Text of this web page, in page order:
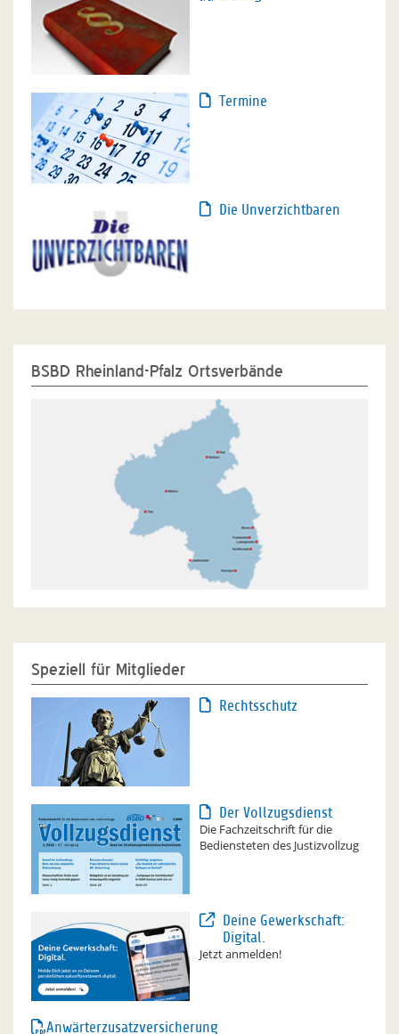
Termine
Die Unverzichtbaren
BSBD Rheinland-Pfalz Ortsverbände
Speziell für Mitglieder
Rechtsschutz
Der Vollzugsdienst
Die Fachzeitschrift für die
Bediensteten des Justizvollzug
Deine Gewerkschaft:
Digital.
Jetzt anmelden!
Anwärterzusatzversicherung